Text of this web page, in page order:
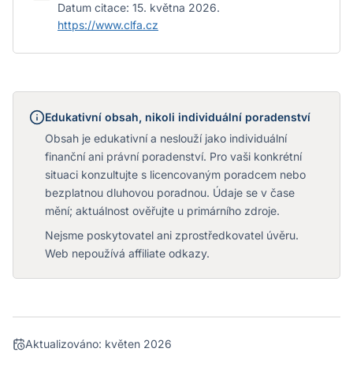
Datum citace: 15. května 2026.
https://www.clfa.cz
Edukativní obsah, nikoli individuální poradenství
Obsah je edukativní a neslouží jako individuální
finanční ani právní poradenství. Pro vaši konkrétní
situaci konzultujte s licencovaným poradcem nebo
bezplatnou dluhovou poradnou. Údaje se v čase
mění; aktuálnost ověřujte u primárního zdroje.
Nejsme poskytovatel ani zprostředkovatel úvěru.
Web nepoužívá affiliate odkazy.
Aktualizováno: květen 2026